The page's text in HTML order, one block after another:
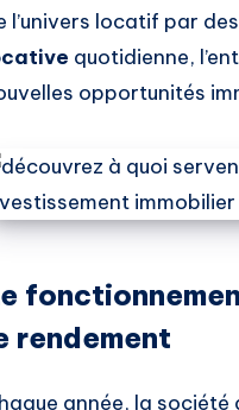
l’univers locatif par
quotidienne,
opportunités
rendement
année, la